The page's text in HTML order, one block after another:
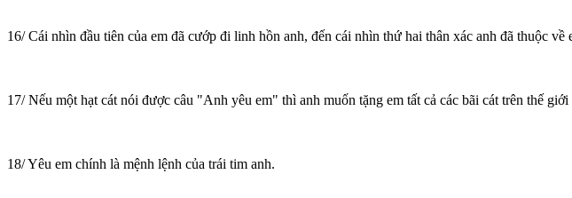
16/ Cái nhìn đầu tiên của em đã cướp đi linh hồn anh, đến cái nhìn thứ hai thân xác anh đã thuộc
17/ Nếu một hạt cát nói được câu "Anh yêu em" thì anh muốn tặng em tất cả các bãi cát trên thế giới
18/ Yêu em chính là mệnh lệnh của trái tim anh.